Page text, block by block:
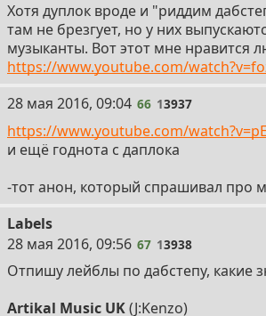
Хотя дуплок вроде и "риддим
там не брезгует, но у них
музыканты. Вот этот мне нравится
https://www.youtube.com/
66
28 мая 2016, 09:04 66 13937
https://www.youtube.com/
и ещё годнота с даплока
-тот анон, который спрашивал про
Labels
67
28 мая 2016, 09:56 67 13938
Отпишу лейблы по дабстепу, какие
Artikal Music UK(J:Kenzo)